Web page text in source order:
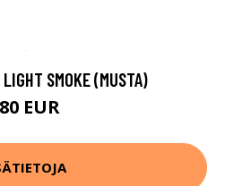
LIGHT SMOKE (MUSTA)
EUR